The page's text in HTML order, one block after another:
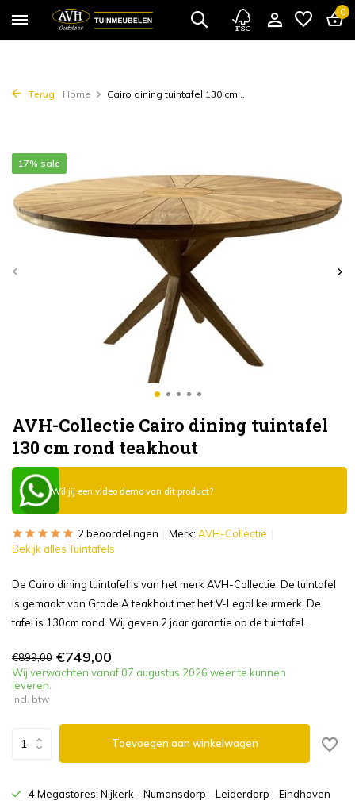
0
Terug Home Cairo dining tuintafel 130 cm ...
AVH-Collectie Cairo dining tuintafel
130 cm rond teakhout
17% sale
Wil jij een video demo van dit product?
2 beoordelingen Merk: AVH-Collectie
Bekijk alles Tuintafels
De Cairo dining tuintafel is van het merk AVH-Collectie. De tuintafel
is gemaakt van Grade A teakhout met het V-Legal keurmerk. De
tafel is 130cm rond. Wij geven 2 jaar garantie op de tuintafel.
€899,00 €749,00
Wij verwachten vanaf 07 augustus 2026 weer te kunnen
leveren.
Incl. btw
Toevoegen aan winkelwagen
4 Megastores: Nijkerk - Numansdorp - Leiderdorp - Eindhoven